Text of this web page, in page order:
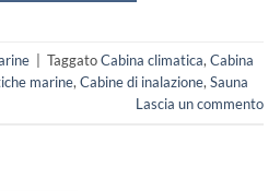
TaggatoCabina climatica,Cabina
marine,Cabine di inalazione,Sauna
Lascia un commento